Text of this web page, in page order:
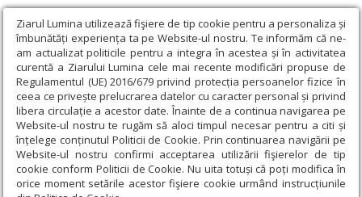
Ziarul Lumina utilizează fişiere de tip cookie pentru a personaliza și
îmbunătăți experiența ta pe Website-ul nostru. Te informăm că ne-
am actualizat politicile pentru a integra în acestea și în activitatea
curentă a Ziarului Lumina cele mai recente modificări propuse de
Regulamentul (UE) 2016/679 privind protecția persoanelor fizice în
ceea ce privește prelucrarea datelor cu caracter personal și privind
libera circulație a acestor date. Înainte de a continua navigarea pe
Website-ul nostru te rugăm să aloci timpul necesar pentru a citi și
înțelege conținutul Politicii de Cookie. Prin continuarea navigării pe
Website-ul nostru confirmi acceptarea utilizării fişierelor de tip
cookie conform Politicii de Cookie. Nu uita totuși că poți modifica în
orice moment setările acestor fişiere cookie urmând instrucțiunile
Ziarul Lumina › Educaţie și Cultură › Interviu › Disciplina al cărei
manual devine o lecţie de viaţă
Disciplina al cărei manual devine o lecţie de